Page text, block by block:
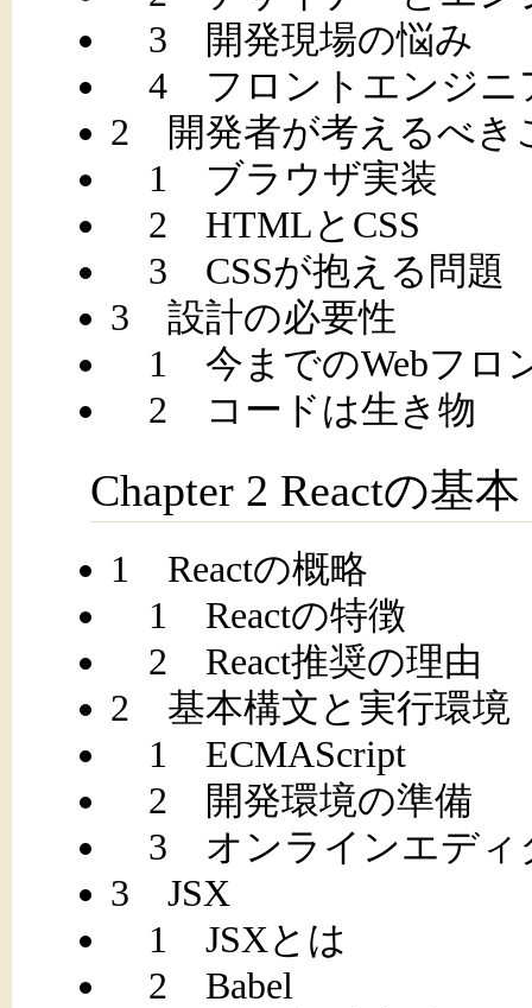
3 開発現場の悩み
4 フロントエンジニ
2 開発者が考えるべき
1 ブラウザ実装
2 HTMLとCSS
3 CSSが抱える問題
3 設計の必要性
1 今までのWebフロ
2 コードは生き物
Chapter 2 Reactの基本
1 Reactの概略
1 Reactの特徴
2 React推奨の理由
2 基本構文と実行環境
1 ECMAScript
2 開発環境の準備
3 オンラインエディ
3 JSX
1 JSXとは
2 Babel